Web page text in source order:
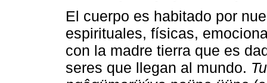
El cuerpo es habitado por
espirituales, físicas,
con la madre tierra que es
seres que llegan al mundo.